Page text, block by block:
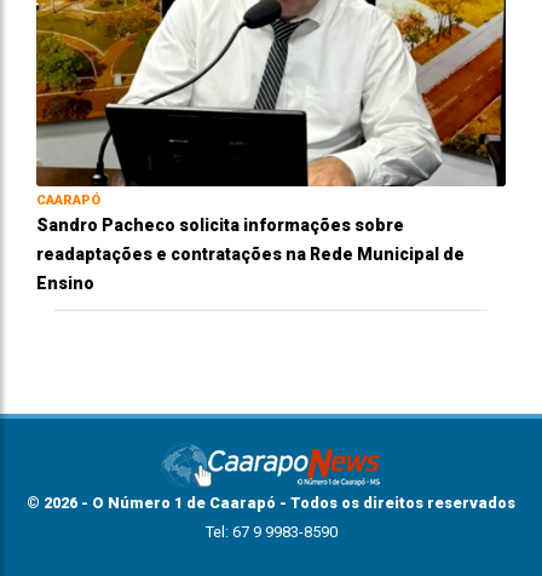
CAARAPÓ
Sandro Pacheco solicita informações sobre
readaptações e contratações na Rede Municipal de
Ensino
© 2026 - O Número 1 de Caarapó - Todos os direitos reservados
Tel: 67 9 9983-8590